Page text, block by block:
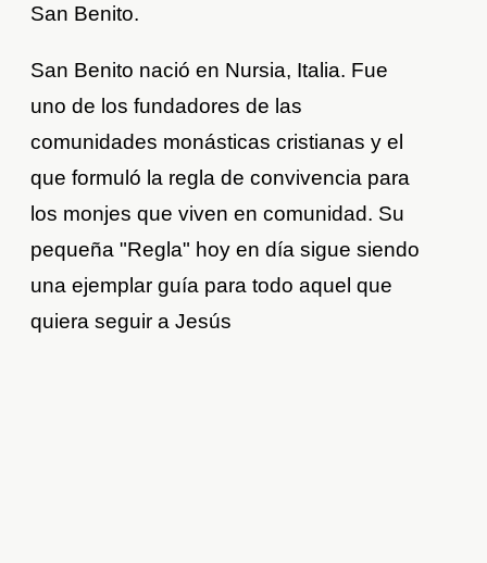
San Benito.
San Benito nació en Nursia, Italia. Fue
uno de los fundadores de las
comunidades monásticas cristianas y el
que formuló la regla de convivencia para
los monjes que viven en comunidad. Su
pequeña "Regla" hoy en día sigue siendo
una ejemplar guía para todo aquel que
quiera seguir a Jesús